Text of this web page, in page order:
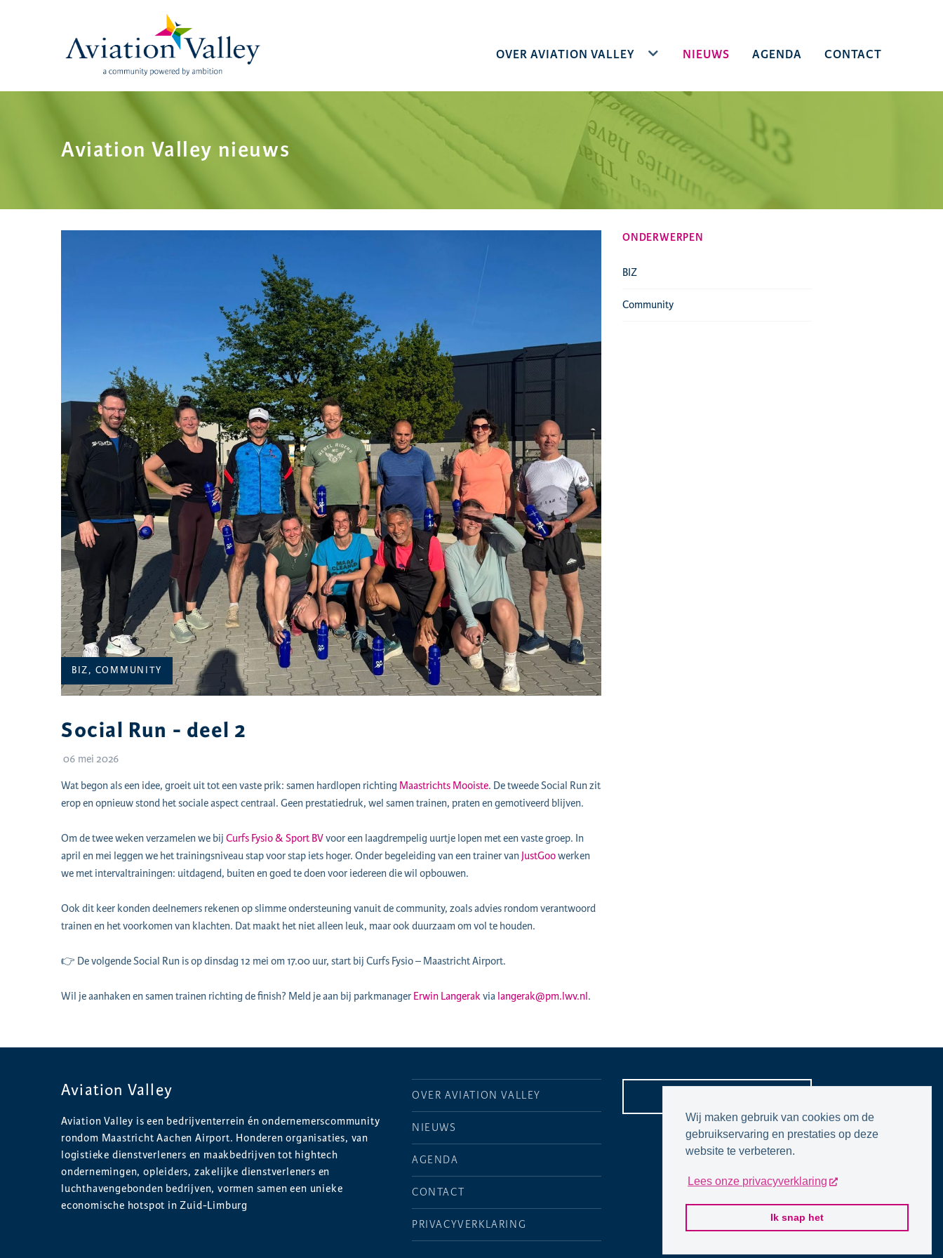
Wij maken gebruik van cookies om de
gebruikservaring en prestaties op deze
website te verbeteren.
Lees onze privacyverklaring
Ik snap het
OVER AVIATION VALLEY TOGGLE DROPDOWN
NIEUWS AGENDA CONTACT
Aviation Valley nieuws
CATEGORIEËN:
BIZ, COMMUNITY
Social Run - deel 2
06 mei 2026
Wat begon als een idee, groeit uit tot een vaste prik: samen hardlopen richtingMaastrichts Mooiste. De tweede Social Run zit
erop en opnieuw stond het sociale aspect centraal. Geen prestatiedruk, wel samen trainen, praten en gemotiveerd blijven.
Om de twee weken verzamelen we bijCurfs Fysio & Sport BVvoor een laagdrempelig uurtje lopen met een vaste groep. In
april en mei leggen we het trainingsniveau stap voor stap iets hoger. Onder begeleiding van een trainer vanJustGoowerken
we met intervaltrainingen: uitdagend, buiten en goed te doen voor iedereen die wil opbouwen.
Ook dit keer konden deelnemers rekenen op slimme ondersteuning vanuit de community, zoals advies rondom verantwoord
trainen en het voorkomen van klachten. Dat maakt het niet alleen leuk, maar ook duurzaam om vol te houden.
👉 De volgende Social Run is op dinsdag 12 mei om 17.00 uur, start bij Curfs Fysio – Maastricht Airport.
Wil je aanhaken en samen trainen richting de finish? Meld je aan bij parkmanagerErwin Langerakvialangerak@pm.lwv.nl.
ONDERWERPEN
BIZ
Community
Aviation Valley
Aviation Valley is een bedrijventerrein én ondernemerscommunity
rondom Maastricht Aachen Airport. Honderen organisaties, van
logistieke dienstverleners en maakbedrijven tot hightech
ondernemingen, opleiders, zakelijke dienstverleners en
luchthavengebonden bedrijven, vormen samen een unieke
economische hotspot in Zuid-Limburg
OVER AVIATION VALLEY
NIEUWS
AGENDA
CONTACT
PRIVACYVERKLARING